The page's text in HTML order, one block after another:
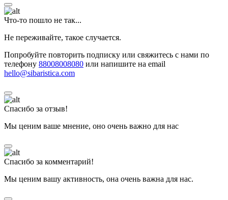
Что-то пошло не так...
Не переживайте, такое случается.
Попробуйте повторить подписку или свяжитесь с нами по
телефону 88008008080 или напишите на email
hello@sibaristica.com
Спасибо за отзыв!
Мы ценим ваше мнение, оно очень важно для нас
Спасибо за комментарий!
Мы ценим вашу активность, она очень важна для нас.